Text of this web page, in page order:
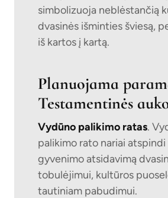
simbolizuoja neblėstančią
dvasinės išminties šviesą,
iš kartos į kartą.
Planuojama
Testamentinės
Vydūno palikimo ratas.
palikimo rato nariai
gyvenimo atsidavimą
tobulėjimui, kultūros
tautiniam pabudimui.